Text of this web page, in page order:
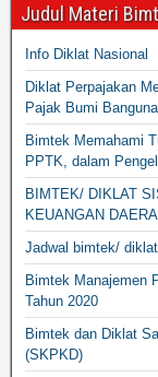
Judul Materi
Info Diklat Nasional
Diklat Perpajakan
Pajak Bumi
Bimtek Memahami
PPTK, dalam
BIMTEK/ DIKLAT
KEUANGAN
Jadwal bimtek/ diklat
Bimtek Manajemen
Tahun 2020
Bimtek dan Diklat
(SKPKD)